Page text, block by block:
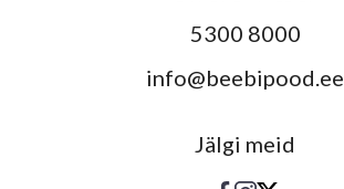
5300 8000
info@beebipood.ee
Jälgi meid